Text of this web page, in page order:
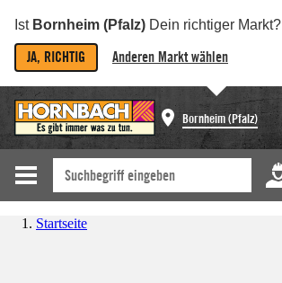
Ist Bornheim (Pfalz) Dein richtiger Markt?
JA, RICHTIG Anderen Markt wählen
Bornheim (Pfalz)
Startseite